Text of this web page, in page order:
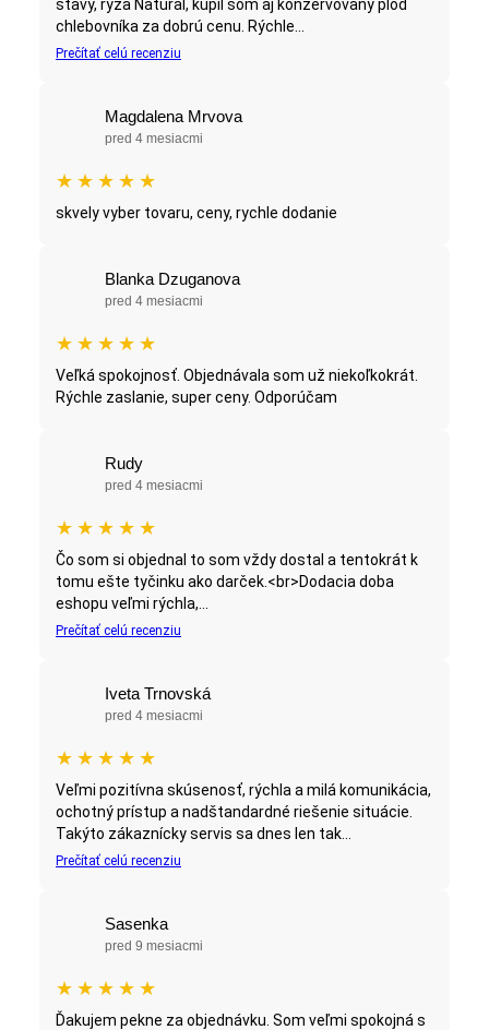
šťavy, ryža Natural, kúpil som aj konzervovaný plod
chlebovníka za dobrú cenu. Rýchle...
Prečítať celú recenziu
Magdalena Mrvova
pred 4 mesiacmi
★ ★ ★ ★ ★
skvely vyber tovaru, ceny, rychle dodanie
Blanka Dzuganova
pred 4 mesiacmi
★ ★ ★ ★ ★
Veľká spokojnosť. Objednávala som už niekoľkokrát.
Rýchle zaslanie, super ceny. Odporúčam
Rudy
pred 4 mesiacmi
★ ★ ★ ★ ★
Čo som si objednal to som vždy dostal a tentokrát k
tomu ešte tyčinku ako darček.<br>Dodacia doba
eshopu veľmi rýchla,...
Prečítať celú recenziu
Iveta Trnovská
pred 4 mesiacmi
★ ★ ★ ★ ★
Veľmi pozitívna skúsenosť, rýchla a milá komunikácia,
ochotný prístup a nadštandardné riešenie situácie.
Takýto zákaznícky servis sa dnes len tak...
Prečítať celú recenziu
Sasenka
pred 9 mesiacmi
★ ★ ★ ★ ★
Ďakujem pekne za objednávku. Som veľmi spokojná s